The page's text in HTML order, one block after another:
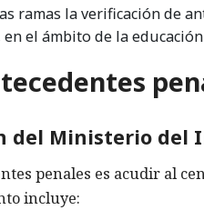
ramas la verificación de
el ámbito de la
del Ministerio del
penales es acudir al
incluye: